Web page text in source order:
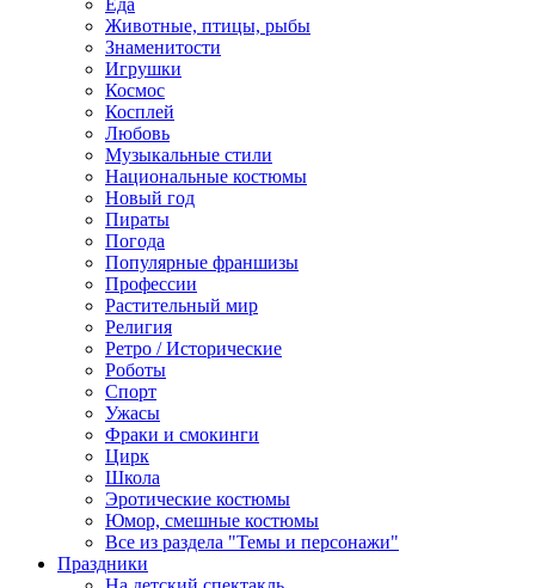
Еда
Животные, птицы, рыбы
Знаменитости
Игрушки
Космос
Косплей
Любовь
Музыкальные стили
Национальные костюмы
Новый год
Пираты
Погода
Популярные франшизы
Профессии
Растительный мир
Религия
Ретро / Исторические
Роботы
Спорт
Ужасы
Фраки и смокинги
Цирк
Школа
Эротические костюмы
Юмор, смешные костюмы
Все из раздела "Темы и персонажи"
Праздники